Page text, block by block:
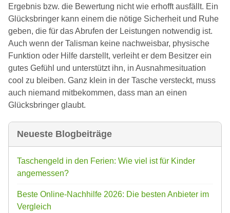
Ergebnis bzw. die Bewertung nicht wie erhofft ausfällt. Ein
Glücksbringer kann einem die nötige Sicherheit und Ruhe
geben, die für das Abrufen der Leistungen notwendig ist.
Auch wenn der Talisman keine nachweisbar, physische
Funktion oder Hilfe darstellt, verleiht er dem Besitzer ein
gutes Gefühl und unterstützt ihn, in Ausnahmesituation
cool zu bleiben. Ganz klein in der Tasche versteckt, muss
auch niemand mitbekommen, dass man an einen
Glücksbringer glaubt.
Neueste Blogbeiträge
Taschengeld in den Ferien: Wie viel ist für Kinder
angemessen?
Beste Online-Nachhilfe 2026: Die besten Anbieter im
Vergleich